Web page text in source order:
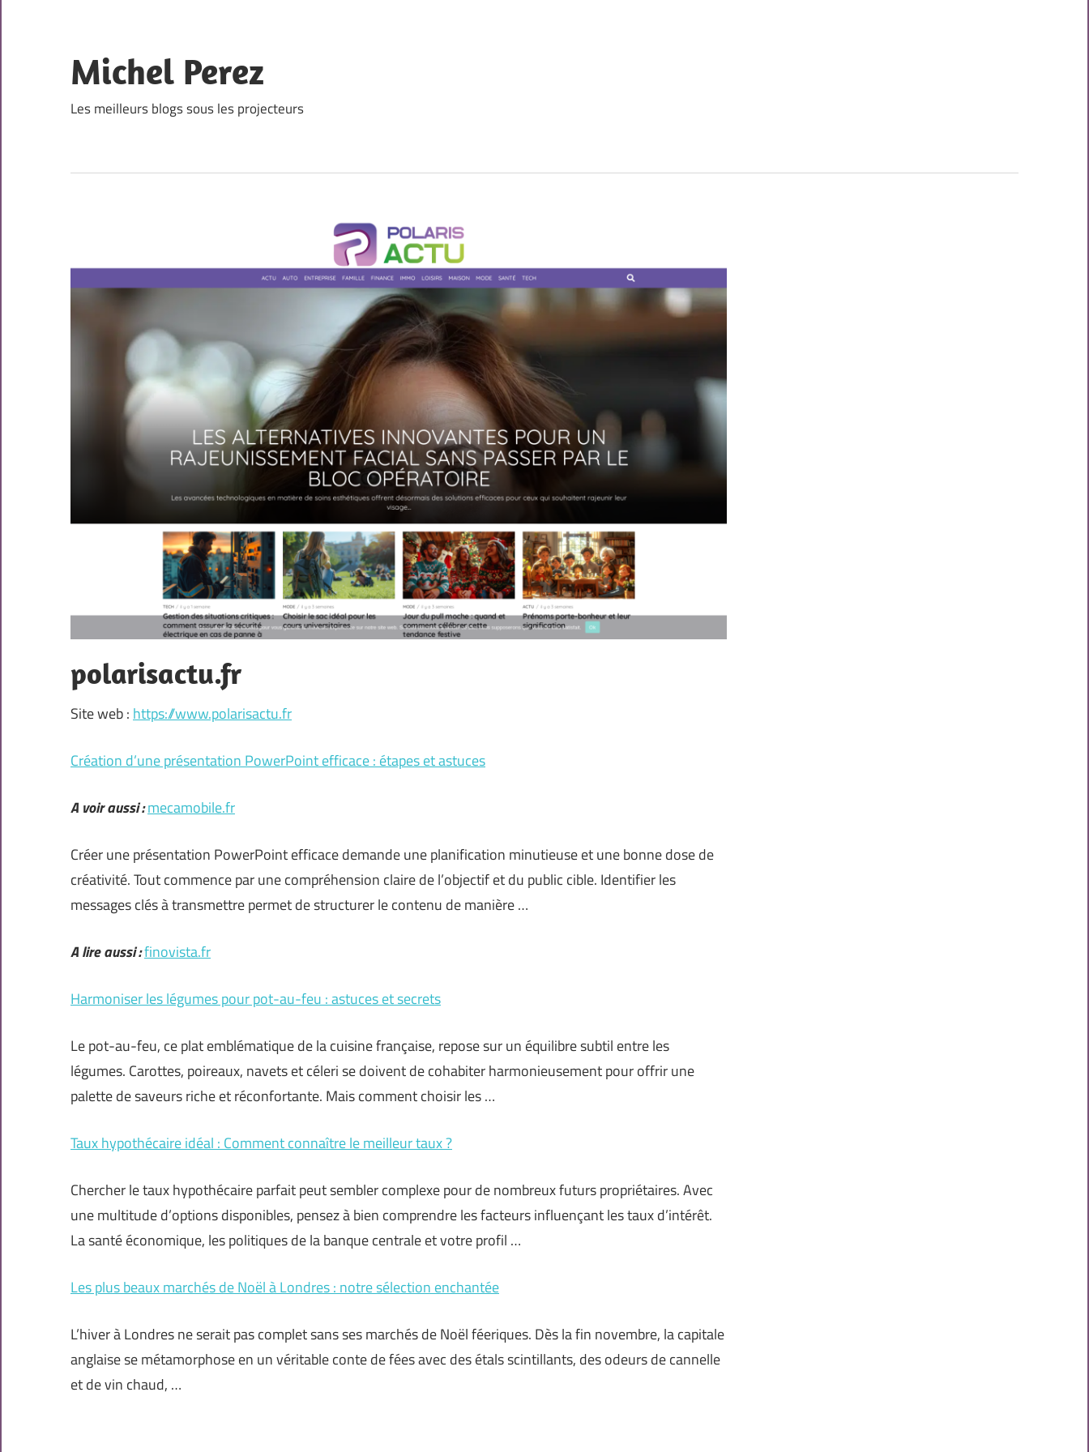
content
Michel Perez
Les meilleurs blogs sous les projecteurs
polarisactu.fr
Site web : https://www.polarisactu.fr
Création d’une présentation PowerPoint efficace : étapes et astuces
A voir aussi :mecamobile.fr
Créer une présentation PowerPoint efficace demande une planification minutieuse et une bonne dose de
créativité. Tout commence par une compréhension claire de l’objectif et du public cible. Identifier les
messages clés à transmettre permet de structurer le contenu de manière …
A lire aussi :finovista.fr
Harmoniser les légumes pour pot-au-feu : astuces et secrets
Le pot-au-feu, ce plat emblématique de la cuisine française, repose sur un équilibre subtil entre les
légumes. Carottes, poireaux, navets et céleri se doivent de cohabiter harmonieusement pour offrir une
palette de saveurs riche et réconfortante. Mais comment choisir les …
Taux hypothécaire idéal : Comment connaître le meilleur taux ?
Chercher le taux hypothécaire parfait peut sembler complexe pour de nombreux futurs propriétaires. Avec
une multitude d’options disponibles, pensez à bien comprendre les facteurs influençant les taux d’intérêt.
La santé économique, les politiques de la banque centrale et votre profil …
Les plus beaux marchés de Noël à Londres : notre sélection enchantée
L’hiver à Londres ne serait pas complet sans ses marchés de Noël féeriques. Dès la fin novembre, la capitale
anglaise se métamorphose en un véritable conte de fées avec des étals scintillants, des odeurs de cannelle
et de vin chaud, …